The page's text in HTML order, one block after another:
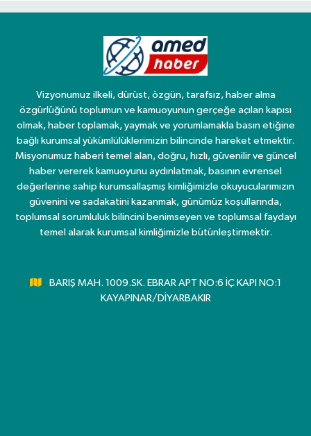
Vizyonumuz ilkeli, dürüst, özgün, tarafsız, haber alma
özgürlüğünü toplumun ve kamuoyunun gerçeğe açılan kapısı
olmak, haber toplamak, yaymak ve yorumlamakla basın etiğine
bağlı kurumsal yükümlülüklerimizin bilincinde hareket etmektir.
Misyonumuz haberi temel alan, doğru, hızlı, güvenilir ve güncel
haber vererek kamuoyunu aydınlatmak, basının evrensel
değerlerine sahip kurumsallaşmış kimliğimizle okuyucularımızın
güvenini ve sadakatini kazanmak, günümüz koşullarında,
toplumsal sorumluluk bilincini benimseyen ve toplumsal faydayı
temel alarak kurumsal kimliğimizle bütünleştirmektir.
BARIŞ MAH. 1009.SK. EBRAR APT NO:6 İÇ KAPI NO:1
KAYAPINAR/DİYARBAKIR